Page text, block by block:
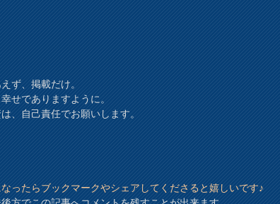
ず、掲載だけ。
せでありますように。
、自己責任でお願いします。
ったらブックマークやシェアしてくださると嬉しいです♪